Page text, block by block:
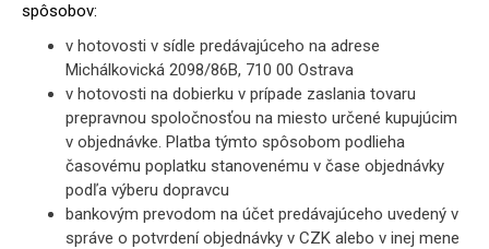
spôsobov:
v hotovosti v sídle predávajúceho na adrese
Michálkovická 2098/86B, 710 00 Ostrava
v hotovosti na dobierku v prípade zaslania tovaru
prepravnou spoločnosťou na miesto určené kupujúcim
v objednávke. Platba týmto spôsobom podlieha
časovému poplatku stanovenému v čase objednávky
podľa výberu dopravcu
bankovým prevodom na účet predávajúceho uvedený v
správe o potvrdení objednávky v CZK alebo v inej mene